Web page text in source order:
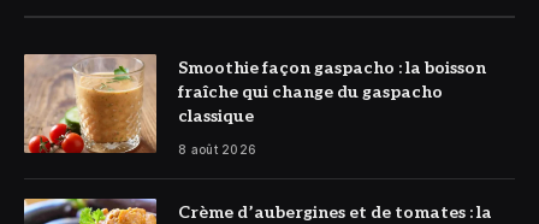
© DR
Smoothie façon gaspacho : la boisson
fraîche qui change du gaspacho
classique
8 août 2026
© DR
Crème d’aubergines et de tomates : la